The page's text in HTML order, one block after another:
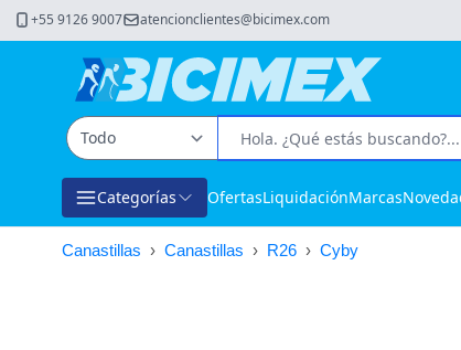
+55 9126 9007 atencionclientes@bicimex.com
Categorías OfertasLiquidaciónMarcas
Canastillas › Canastillas › R26 › Cyby